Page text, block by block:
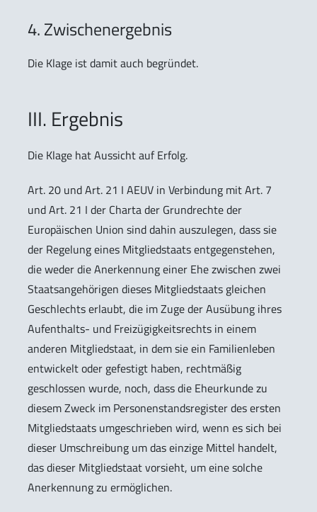
4. Zwischenergebnis
Die Klage ist damit auch begründet.
III. Ergebnis
Die Klage hat Aussicht auf Erfolg.
Art. 20 und Art. 21 I AEUV in Verbindung mit Art. 7
und Art. 21 I der Charta der Grundrechte der
Europäischen Union sind dahin auszulegen, dass sie
der Regelung eines Mitgliedstaats entgegenstehen,
die weder die Anerkennung einer Ehe zwischen zwei
Staatsangehörigen dieses Mitgliedstaats gleichen
Geschlechts erlaubt, die im Zuge der Ausübung ihres
Aufenthalts- und Freizügigkeitsrechts in einem
anderen Mitgliedstaat, in dem sie ein Familienleben
entwickelt oder gefestigt haben, rechtmäßig
geschlossen wurde, noch, dass die Eheurkunde zu
diesem Zweck im Personenstandsregister des ersten
Mitgliedstaats umgeschrieben wird, wenn es sich bei
dieser Umschreibung um das einzige Mittel handelt,
das dieser Mitgliedstaat vorsieht, um eine solche
Anerkennung zu ermöglichen.